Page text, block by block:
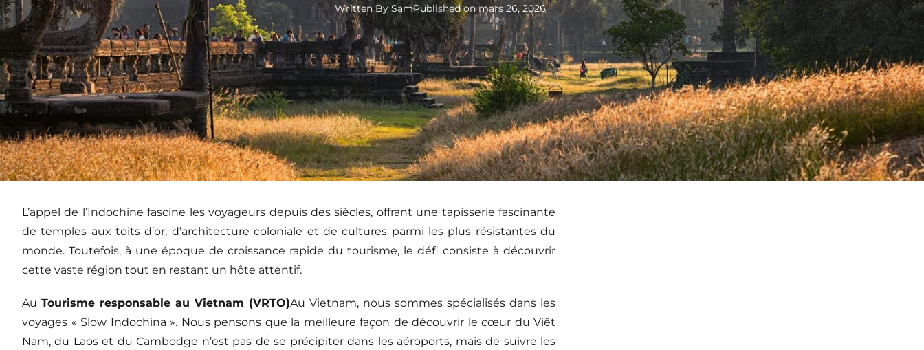
Written BySamPublished on mars 26, 2026
L’appel de l’Indochine fascine les voyageurs depuis des siècles, offrant une tapisserie fascinante
de temples aux toits d’or, d’architecture coloniale et de cultures parmi les plus résistantes du
monde. Toutefois, à une époque de croissance rapide du tourisme, le défi consiste à découvrir
cette vaste région tout en restant un hôte attentif.
Au Tourisme responsable au Vietnam (VRTO)Au Vietnam, nous sommes spécialisés dans les
voyages « Slow Indochina ». Nous pensons que la meilleure façon de découvrir le cœur du Viêt
Nam, du Laos et du Cambodge n’est pas de se précipiter dans les aéroports, mais de suivre les